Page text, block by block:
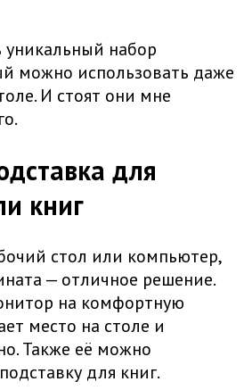
уникальный набор
можно использовать даже
И стоят они мне
для
книг
стол или компьютер,
— отличное решение.
на комфортную
место на столе и
Также её можно
для книг.